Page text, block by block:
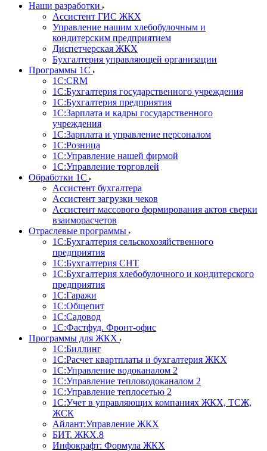
Наши разработки
Ассистент ГИС ЖКХ
Управление нашим хлебобулочным и
кондитерским предприятием
Диспетчерская ЖКХ
Бухгалтерия управляющей организации
Программы 1С
1С:CRM
1С:Бухгалтерия государственного учреждения
1С:Бухгалтерия предприятия
1С:Зарплата и кадры государственного
учреждения
1С:Зарплата и управление персоналом
1С:Розница
1С:Управление нашей фирмой
1С:Управление торговлей
Обработки 1С
Ассистент бухгалтера
Ассистент загрузки чеков
Ассистент массового формирования актов сверки
взаиморасчетов
Отраслевые программы
1С:Бухгалтерия сельскохозяйственного
предприятия
1С:Бухгалтерия СНТ
1С:Бухгалтерия хлебобулочного и кондитерского
предприятия
1С:Гаражи
1С:Общепит
1С:Садовод
1С:Фастфуд. Фронт-офис
Программы для ЖКХ
1С:Биллинг
1С:Расчет квартплаты и бухгалтерия ЖКХ
1С:Управление водоканалом 2
1С:Управление тепловодоканалом 2
1С:Управление теплосетью 2
1С:Учет в управляющих компаниях ЖКХ, ТСЖ,
ЖСК
Айлант:Управление ЖКХ
БИТ. ЖКХ.8
Инфокрафт: Формула ЖКХ